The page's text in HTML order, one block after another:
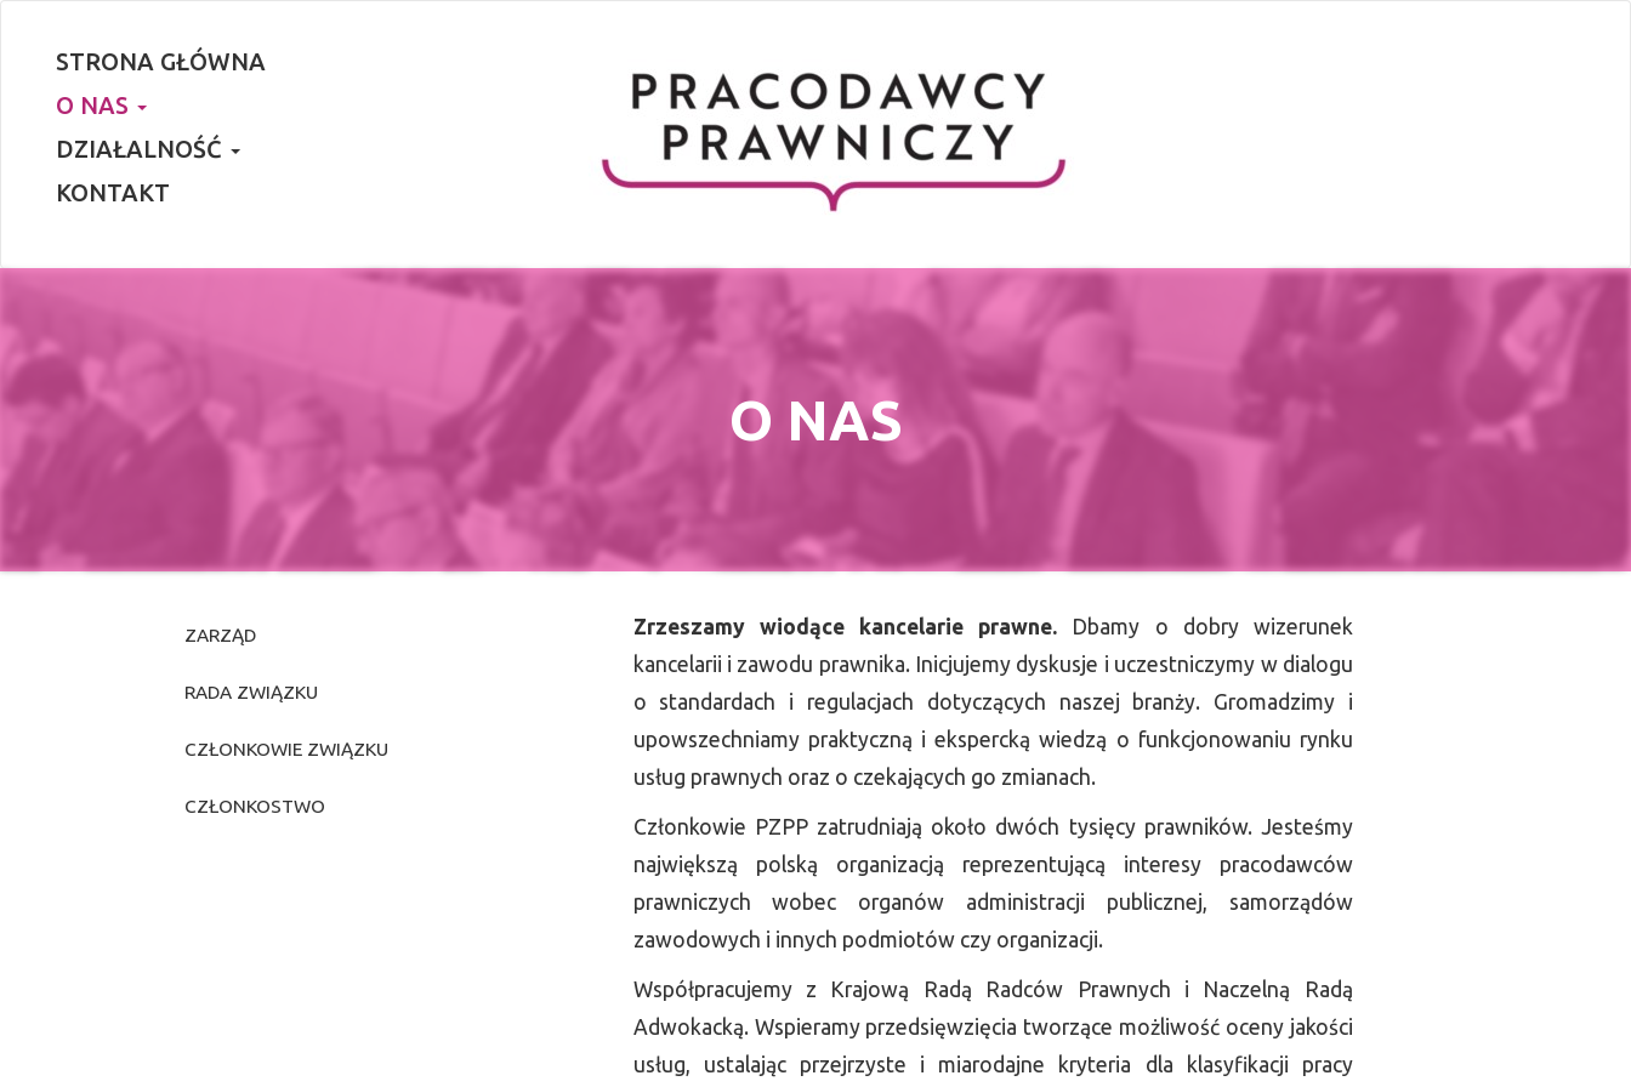
STRONA GŁÓWNA
O NAS
DZIAŁALNOŚĆ
KONTAKT
O NAS
ZARZĄD
RADA ZWIĄZKU
CZŁONKOWIE ZWIĄZKU
CZŁONKOSTWO
Zrzeszamy wiodące kancelarie prawne. Dbamy o dobry wizerunek
kancelarii i zawodu prawnika. Inicjujemy dyskusje i uczestniczymy w dialogu
o standardach i regulacjach dotyczących naszej branży. Gromadzimy i
upowszechniamy praktyczną i ekspercką wiedzą o funkcjonowaniu rynku
usług prawnych oraz o czekających go zmianach.
Członkowie PZPP zatrudniają około dwóch tysięcy prawników. Jesteśmy
największą polską organizacją reprezentującą interesy pracodawców
prawniczych wobec organów administracji publicznej, samorządów
zawodowych i innych podmiotów czy organizacji.
Współpracujemy z Krajową Radą Radców Prawnych i Naczelną Radą
Adwokacką. Wspieramy przedsięwzięcia tworzące możliwość oceny jakości
usług, ustalając przejrzyste i miarodajne kryteria dla klasyfikacji pracy